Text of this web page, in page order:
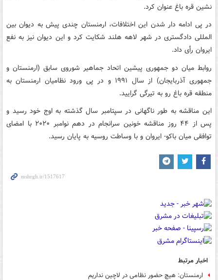
نشین قره باغ عنوان کرد.
در پی ادامه دار شدن این اختلافات، ارمنستان چندی پیش به دیوان بین
المللی دادگستری در شهر لاهه هلند شکایت کرد و این دیوان نیز به نفع
ایروان رأی داد.
روابط میان دو جمهوری پیشین اتحاد جماهیر شوروی سابق (ارمنستان و
جمهوری آذربایجان) از سال ۱۹۹۱ و در پی ورود نظامیان ارمنستان به
منطقه قره باغ رو به تیرگی گرایید.
این مناقشه به طور ناگهانی در سپتامبر سال گذشته به اوج خود رسید و
پس از ۴۴ روز مناقشه خونین سرانجام در دهم نوامبر ۲۰۲۰ با امضای
توافقی میان باکو- ایروان و با وساطت روسیه به پایان رسید.
اخبار مرتبط
ارمنستان: هیچ حضور نظامی در لاچین نداریم